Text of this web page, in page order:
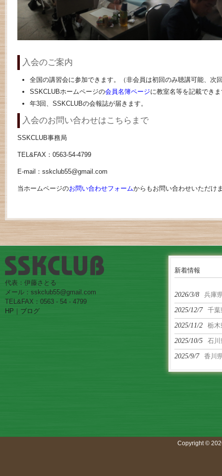
入会のご案内
全国の講習会に参加できます。（非会員は初回のみ聴講可能、次
SSKCLUBホームページの会員名簿ページに教室名等を記載でき
年3回、SSKCLUBの会報誌が届きます。
入会のお問い合わせはこちらまで
SSKCLUB事務局
TEL&FAX：0563-54-4799
E-mail：sskclub55@gmail.com
当ホームページのお問い合わせフォームからもお問い合わせいただけ
代表：伊藤さとる
メール：sskclub55@gmail.com
TEL&FAX：0563 - 54 - 4799
HP ｜ ブログ
新着情報
2026/3/8 兵庫
2025/12/7 千葉
2025/11/2 栃木
2025/10/5 石川
2025/9/7 香川
Copyright ©